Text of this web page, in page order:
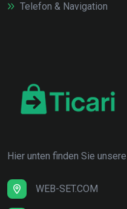
Telefon & Navigation
Hier unten finden Sie
WEB-SET.COM